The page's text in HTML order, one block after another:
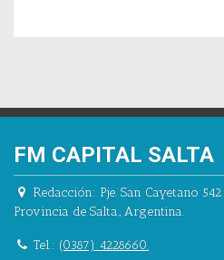
FM CAPITAL SALTA
Redacción: Pje. San Cayetano 542.
Provincia de Salta., Argentina.
Tel.: (0387) 4228660.